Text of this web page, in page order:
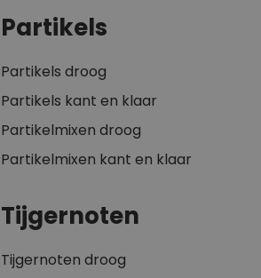
Partikels
Partikels droog
Partikels kant en klaar
Partikelmixen droog
Partikelmixen kant en klaar
Tijgernoten
Tijgernoten droog